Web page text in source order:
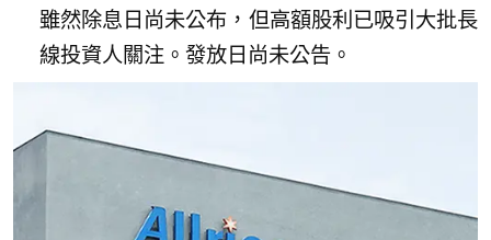
雖然除息日尚未公布，但高額股利已吸引大批長
線投資人關注。發放日尚未公告。